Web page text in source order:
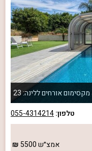
מקסימום אורחים ללינה: 23
טלפון:055-4314214
אמצ״ש5500